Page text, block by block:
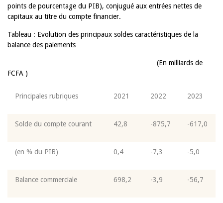
points de pourcentage du PIB), conjugué aux entrées nettes de
capitaux au titre du compte financier.
Tableau : Evolution des principaux soldes caractéristiques de la
balance des paiements
(En milliards de
FCFA )
Principales rubriques 2021 2022 2023
Solde du compte courant 42,8 -875,7 -617,0
(en % du PIB) 0,4 -7,3 -5,0
Balance commerciale 698,2 -3,9 -56,7